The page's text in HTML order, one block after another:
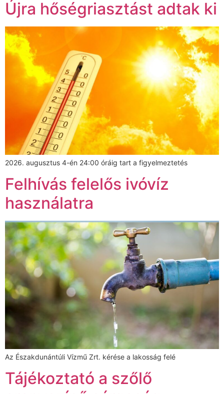
Újra hőségriasztást adtak ki
2026. augusztus 4-én 24:00 óráig tart a figyelmeztetés
Felhívás felelős ivóvíz
használatra
Az Északdunántúli Vízmű Zrt. kérése a lakosság felé
Tájékoztató a szőlő